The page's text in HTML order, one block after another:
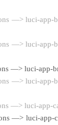
—> luci-
—> luci-
—> luci-app-
—> luci-app-
—> luci-app-
—> luci-app-